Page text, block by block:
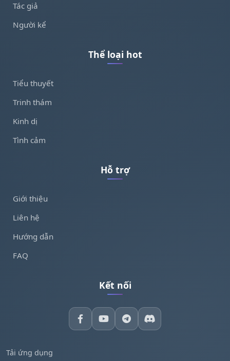
Tác giả
Người kể
Thể loại hot
Tiểu thuyết
Trinh thám
Kinh dị
Tình cảm
Hỗ trợ
Giới thiệu
Liên hệ
Hướng dẫn
FAQ
Kết nối
Tải ứng dụng